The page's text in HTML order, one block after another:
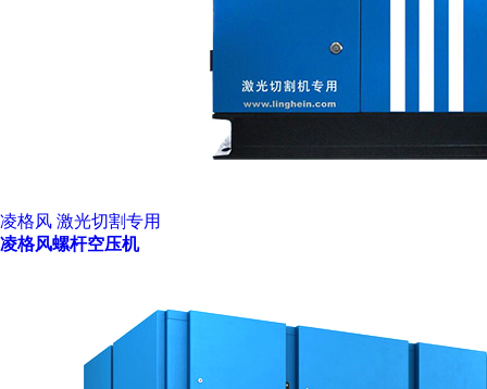
凌格风 激光切割专用
凌格风螺杆空压机